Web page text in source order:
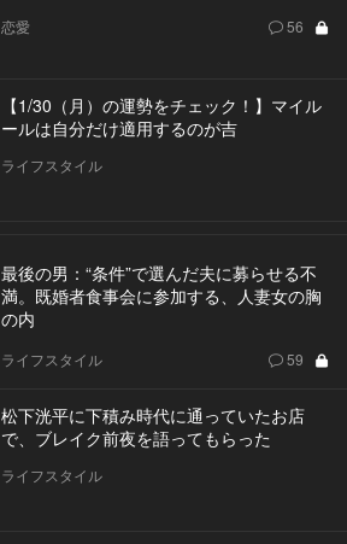
恋愛 56
【1/30（月）の運勢をチェック！】マイル
ールは自分だけ適用するのが吉
ライフスタイル
最後の男：“条件”で選んだ夫に募らせる不
満。既婚者食事会に参加する、人妻女の胸
の内
ライフスタイル 59
松下洸平に下積み時代に通っていたお店
で、ブレイク前夜を語ってもらった
ライフスタイル